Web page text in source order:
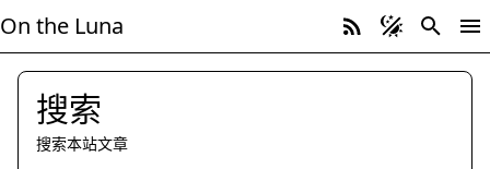
On the Luna
搜索
搜索本站文章